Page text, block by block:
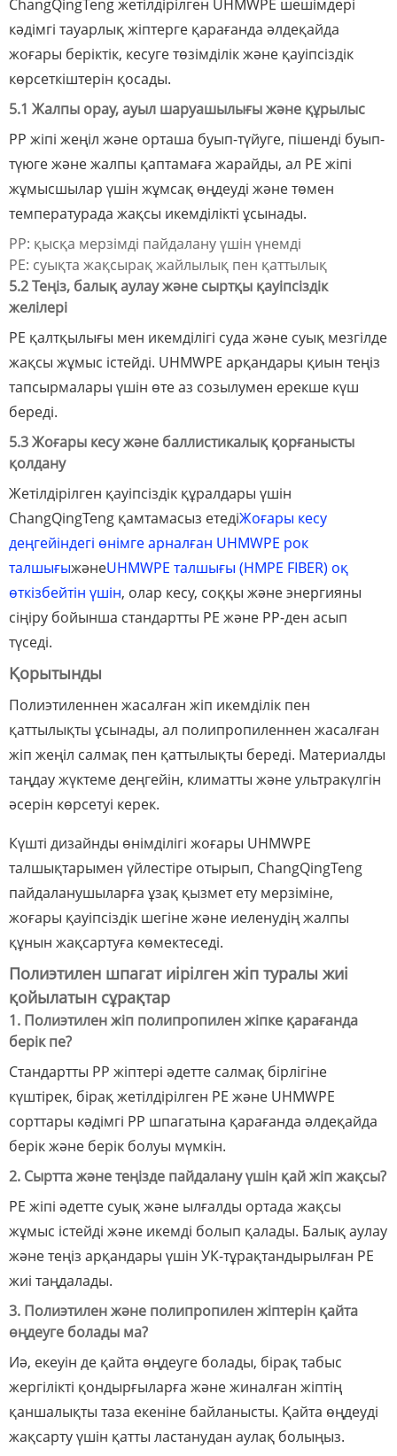
ChangQingTeng жетілдірілген UHMWPE шешімдері
кәдімгі тауарлық жіптерге қарағанда әлдеқайда
жоғары беріктік, кесуге төзімділік және қауіпсіздік
көрсеткіштерін қосады.
5.1 Жалпы орау, ауыл шаруашылығы және құрылыс
PP жіпі жеңіл және орташа буып-түйуге, пішенді буып-
түюге және жалпы қаптамаға жарайды, ал PE жіпі
жұмысшылар үшін жұмсақ өңдеуді және төмен
температурада жақсы икемділікті ұсынады.
PP: қысқа мерзімді пайдалану үшін үнемді
PE: суықта жақсырақ жайлылық пен қаттылық
5.2 Теңіз, балық аулау және сыртқы қауіпсіздік
желілері
PE қалтқылығы мен икемділігі суда және суық мезгілде
жақсы жұмыс істейді. UHMWPE арқандары қиын теңіз
тапсырмалары үшін өте аз созылумен ерекше күш
береді.
5.3 Жоғары кесу және баллистикалық қорғанысты
қолдану
Жетілдірілген қауіпсіздік құралдары үшін
ChangQingTeng қамтамасыз етедіЖоғары кесу
деңгейіндегі өнімге арналған UHMWPE рок
талшығыжәнеUHMWPE талшығы (HMPE FIBER) оқ
өткізбейтін үшін, олар кесу, соққы және энергияны
сіңіру бойынша стандартты PE және PP-ден асып
түседі.
Қорытынды
Полиэтиленнен жасалған жіп икемділік пен
қаттылықты ұсынады, ал полипропиленнен жасалған
жіп жеңіл салмақ пен қаттылықты береді. Материалды
таңдау жүктеме деңгейін, климатты және ультракүлгін
әсерін көрсетуі керек.
Күшті дизайнды өнімділігі жоғары UHMWPE
талшықтарымен үйлестіре отырып, ChangQingTeng
пайдаланушыларға ұзақ қызмет ету мерзіміне,
жоғары қауіпсіздік шегіне және иеленудің жалпы
құнын жақсартуға көмектеседі.
Полиэтилен шпагат иірілген жіп туралы жиі
қойылатын сұрақтар
1. Полиэтилен жіп полипропилен жіпке қарағанда
берік пе?
Стандартты PP жіптері әдетте салмақ бірлігіне
күштірек, бірақ жетілдірілген PE және UHMWPE
сорттары кәдімгі PP шпагатына қарағанда әлдеқайда
берік және берік болуы мүмкін.
2. Сыртта және теңізде пайдалану үшін қай жіп жақсы?
PE жіпі әдетте суық және ылғалды ортада жақсы
жұмыс істейді және икемді болып қалады. Балық аулау
және теңіз арқандары үшін УК-тұрақтандырылған PE
жиі таңдалады.
3. Полиэтилен және полипропилен жіптерін қайта
өңдеуге болады ма?
Иә, екеуін де қайта өңдеуге болады, бірақ табыс
жергілікті қондырғыларға және жиналған жіптің
қаншалықты таза екеніне байланысты. Қайта өңдеуді
жақсарту үшін қатты ластанудан аулақ болыңыз.